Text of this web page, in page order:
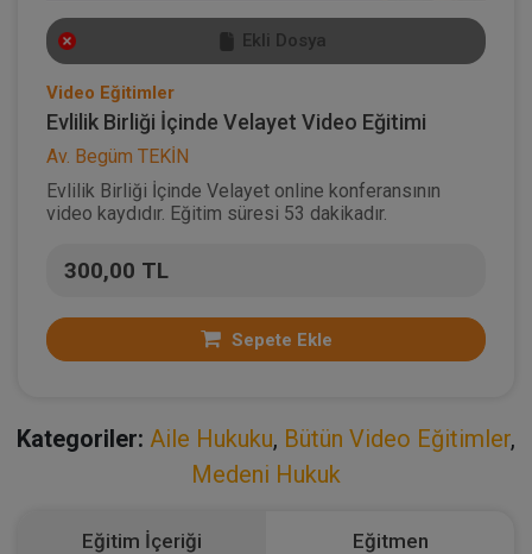
Ekli Dosya
Video Eğitimler
Evlilik Birliği İçinde Velayet Video Eğitimi
Av. Begüm TEKİN
Evlilik Birliği İçinde Velayet online konferansının
video kaydıdır. Eğitim süresi 53 dakikadır.
300,00 TL
Sepete Ekle
Kategoriler: Aile Hukuku, Bütün Video Eğitimler,
Medeni Hukuk
Eğitim İçeriği Eğitmen